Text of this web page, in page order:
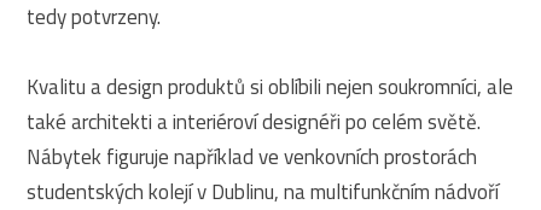
tedy potvrzeny.
Kvalitu a design produktů si oblíbili nejen soukromníci, ale
také architekti a interiéroví designéři po celém světě.
Nábytek figuruje například ve venkovních prostorách
studentských kolejí v Dublinu, na multifunkčním nádvoří